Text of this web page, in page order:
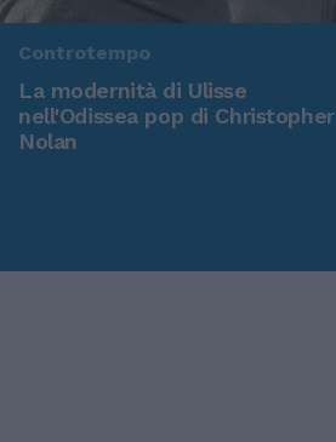
Controtempo
La modernità di Ulisse
nell'Odissea pop di Christopher
Nolan